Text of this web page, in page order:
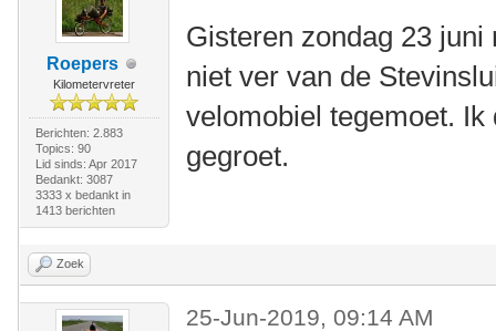
Roepers
Kilometervreter
Berichten: 2.883
Topics: 90
Lid sinds: Apr 2017
Bedankt: 3087
3333 x bedankt in
1413 berichten
Gisteren zondag 23
niet ver van de
velomobiel tegemoet.
gegroet.
Zoek
25-Jun-2019, 09:14 AM